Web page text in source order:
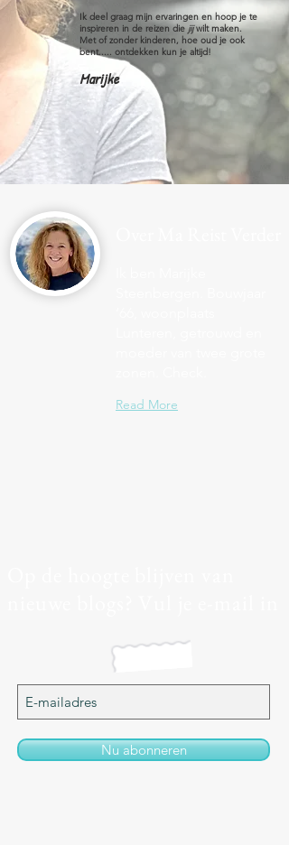
Ik deel graag mijn ervaringen en hoop je te
inspireren in de reizen die jijwilt maken.
Met of zonder kinderen, hoe oud je ook
bent..... ontdekken kun je altijd!
Marijke
Read More
Nu abonneren